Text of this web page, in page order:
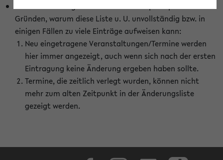
Gründen, warum diese Liste u. U. unvollständig bzw. in
einigen Fällen zu viele Einträge aufweisen kann:
Neu eingetragene Veranstaltungen/Termine werden
hier immer angezeigt, auch wenn sich nach der ersten
Eintragung keine Änderung ergeben haben sollte.
Termine, die zeitlich verlegt wurden, können nicht
mehr zum alten Zeitpunkt in der Änderungsliste
gezeigt werden.